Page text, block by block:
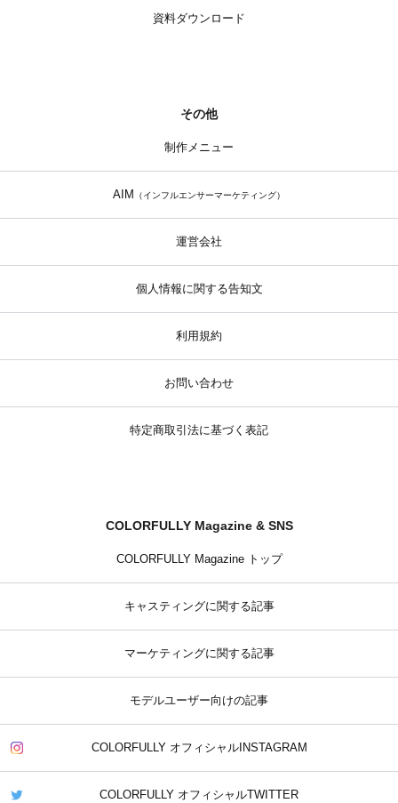
資料ダウンロード
その他
制作メニュー
AIM （インフルエンサーマーケティング）
運営会社
個人情報に関する告知文
利用規約
お問い合わせ
特定商取引法に基づく表記
COLORFULLY Magazine & SNS
COLORFULLY Magazine トップ
キャスティングに関する記事
マーケティングに関する記事
モデルユーザー向けの記事
COLORFULLY オフィシャルINSTAGRAM
COLORFULLY オフィシャルTWITTER